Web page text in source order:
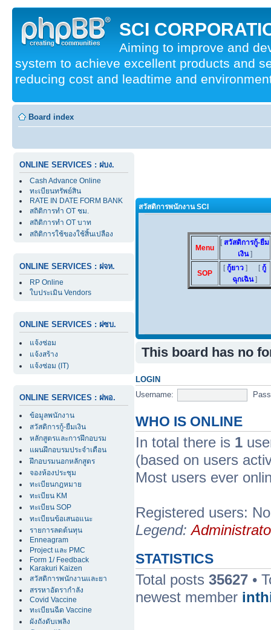
SCI
Aiming to improve and
system to achieve excellent products and
reducing cost and leadtime and
Board index
ONLINE SERVICES : ฝบง.
Cash Advance Online
ทะเบียนทรัพย์สิน
RATE IN DATE FORM BANK
สถิติการทำ OT ชม.
สถิติการทำ OT บาท
สถิติการใช้ของใช้สิ้นเปลือง
ONLINE SERVICES : ฝจห.
RP Online
ใบประเมิน Vendors
ONLINE SERVICES : ฝซบ.
แจ้งซ่อม
แจ้งสร้าง
แจ้งซ่อม (IT)
ONLINE SERVICES : ฝพอ.
ข้อมูลพนักงาน
สวัสดิการกู้-ยืมเงิน
หลักสูตรและการฝึกอบรม
แผนฝึกอบรมประจำเดือน
ฝึกอบรมนอกหลักสูตร
จองห้องประชุม
ทะเบียนกฎหมาย
ทะเบียน KM
ทะเบียน SOP
ทะเบียนข้อเสนอแนะ
รายการลดต้นทุน
Enneagram
Project และ PMC
Form 1/ Feedback
Karakuri Kaizen
สวัสดิการพนักงานและยา
สรรหาอัตรากำลัง
Covid Vaccine
ทะเบียนฉีด Vaccine
ผังถังดับเพลิง
สวัสดิการพนักงาน SCI
Menu
[ สวัสดิการกู้-ยืม
เงิน]
SOP
[ กู้ยาว ] [ กู้
ฉุกเฉิน]
This board has no
LOGIN
Username:
WHO IS ONLINE
In total there is 1
(based on users
Most users ever
Registered users:
Legend:
STATISTICS
Total posts 35627 •
newest member